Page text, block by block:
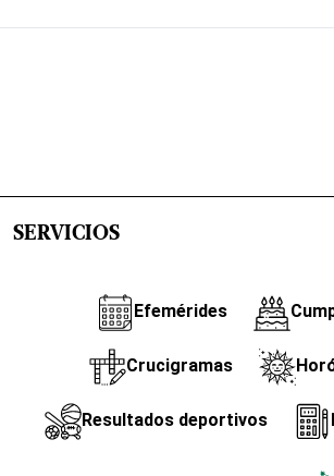
SERVICIOS
Efemérides
Crucigramas
Resultados deportivos